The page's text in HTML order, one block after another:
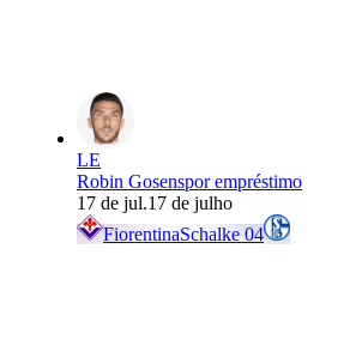
LE
Robin Gosenspor empréstimo
17 de jul.17 de julho
FiorentinaSchalke 04